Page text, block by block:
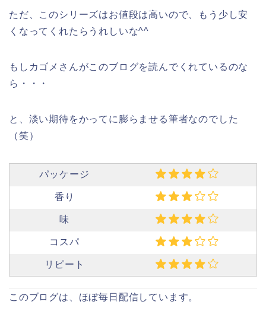
ただ、このシリーズはお値段は高いので、もう少し安
くなってくれたらうれしいな^^
もしカゴメさんがこのブログを読んでくれているのな
ら・・・
と、淡い期待をかってに膨らませる筆者なのでした
（笑）
パッケージ
香り
味
コスパ
リピート
このブログは、ほぼ毎日配信しています。